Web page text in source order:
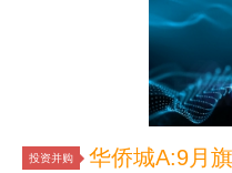
投资并购
华侨城A:9月